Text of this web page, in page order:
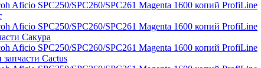
Сакура
Cactus